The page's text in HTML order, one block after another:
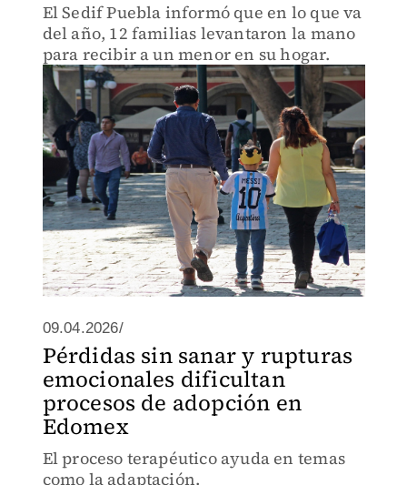
El Sedif Puebla informó que en lo que va
del año, 12 familias levantaron la mano
para recibir a un menor en su hogar.
09.04.2026/
Pérdidas sin sanar y rupturas
emocionales dificultan
procesos de adopción en
Edomex
El proceso terapéutico ayuda en temas
como la adaptación.